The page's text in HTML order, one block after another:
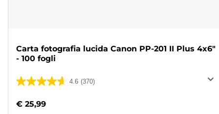
Carta fotografia lucida Canon PP-201 II Plus 4x6"
- 100 fogli
4.6 (370)
4.6
5
€ 25,99